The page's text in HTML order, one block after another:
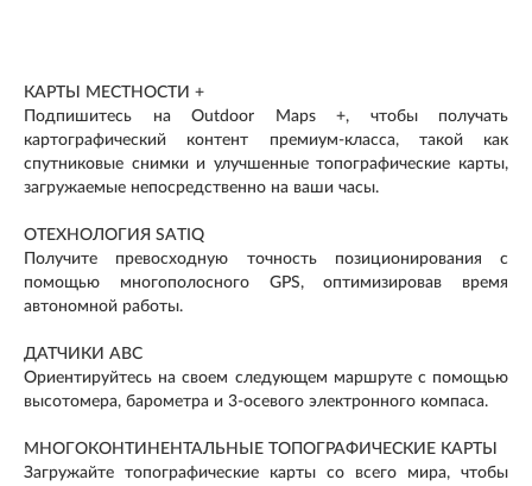
КАРТЫ МЕСТНОСТИ +
Подпишитесь на Outdoor Maps +, чтобы получать
картографический контент премиум-класса, такой как
спутниковые снимки и улучшенные топографические карты,
загружаемые непосредственно на ваши часы.
ОТЕХНОЛОГИЯ SATIQ
Получите превосходную точность позиционирования с
помощью многополосного GPS, оптимизировав время
автономной работы.
ДАТЧИКИ ABC
Ориентируйтесь на своем следующем маршруте с помощью
высотомера, барометра и 3-осевого электронного компаса.
МНОГОКОНТИНЕНТАЛЬНЫЕ ТОПОГРАФИЧЕСКИЕ КАРТЫ
Загружайте топографические карты со всего мира, чтобы